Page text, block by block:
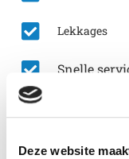
Deze website
Lekkages
Snelle
Bel nu: 0492-